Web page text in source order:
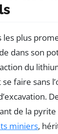
les plus
dans son
du
faire sans
de la
miniers,